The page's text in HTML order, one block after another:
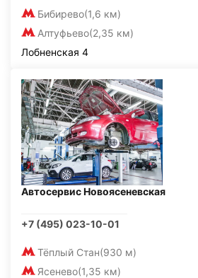
Бибирево(1,6 км)
Алтуфьево(2,35 км)
Лобненская 4
Автосервис Новоясеневская
+7 (495) 023-10-01
Тёплый Стан(930 м)
Ясенево(1,35 км)